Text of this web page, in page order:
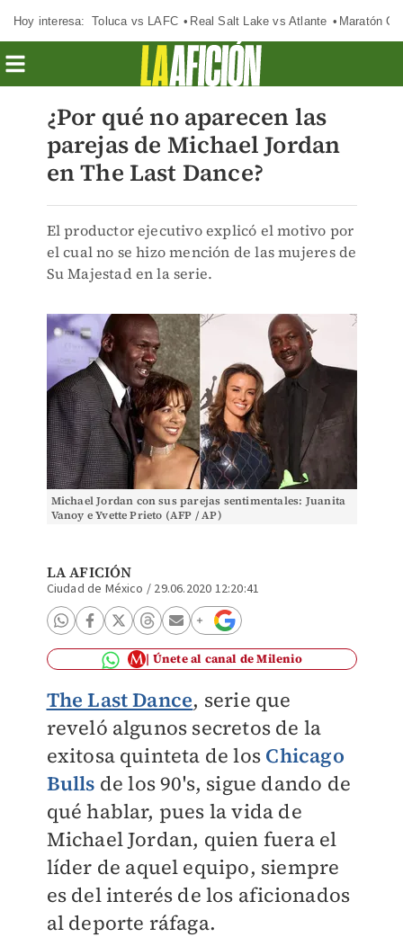
Hoy interesa: Toluca vs LAFC Real Salt Lake vs Atlante Maratón
¿Por qué no aparecen las
parejas de Michael Jordan
en The Last Dance?
El productor ejecutivo explicó el motivo por
el cual no se hizo mención de las mujeres de
Su Majestad en la serie.
Michael Jordan con sus parejas sentimentales: Juanita
Vanoy e Yvette Prieto (AFP / AP)
LA AFICIÓN
Ciudad de México / 29.06.2020 12:20:41
Únete al canal de Milenio
The Last Dance, serie que
reveló algunos secretos de la
exitosa quinteta de los Chicago
Bulls de los 90's, sigue dando de
qué hablar, pues la vida de
Michael Jordan, quien fuera el
líder de aquel equipo, siempre
es del interés de los aficionados
al deporte ráfaga.